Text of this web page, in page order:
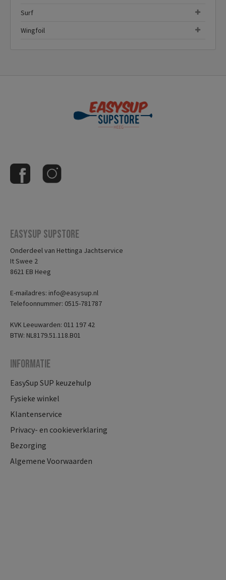
Surf
Wingfoil
Easysup Supstore
Onderdeel van Hettinga Jachtservice
It Swee 2
8621 EB Heeg
E-mailadres: info@easysup.nl
Telefoonnummer: 0515-781787
KVK Leeuwarden: 011 197 42
BTW: NL8179.51.118.B01
Informatie
EasySup SUP keuzehulp
Fysieke winkel
Klantenservice
Privacy- en cookieverklaring
Bezorging
Algemene Voorwaarden